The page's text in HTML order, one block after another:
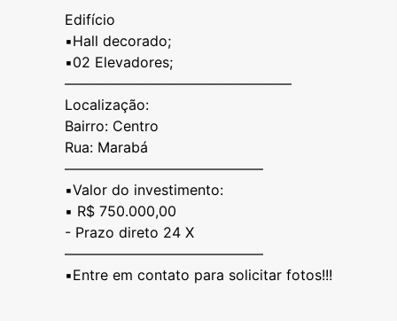
Edifício
▪️Hall decorado;
▪️02 Elevadores;
————————————————
Localização:
Bairro: Centro
Rua: Marabá
——————————————
▪️Valor do investimento:
▪️ R$ 750.000,00
- Prazo direto 24 X
——————————————